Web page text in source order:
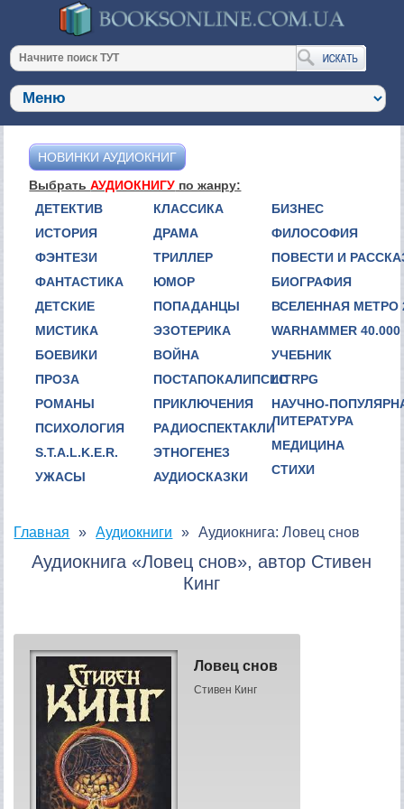
НОВИНКИ АУДИОКНИГ
ВыбратьАУДИОКНИГУ по жанру:
ДЕТЕКТИВ
ИСТОРИЯ
ФЭНТЕЗИ
ФАНТАСТИКА
ДЕТСКИЕ
МИСТИКА
БОЕВИКИ
ПРОЗА
РОМАНЫ
ПСИХОЛОГИЯ
S.T.A.L.K.E.R.
УЖАСЫ
КЛАССИКА
ДРАМА
ТРИЛЛЕР
ЮМОР
ПОПАДАНЦЫ
ЭЗОТЕРИКА
ВОЙНА
ПОСТАПОКАЛИПСИС
ПРИКЛЮЧЕНИЯ
РАДИОСПЕКТАКЛИ
ЭТНОГЕНЕЗ
АУДИОСКАЗКИ
БИЗНЕС
ФИЛОСОФИЯ
ПОВЕСТИ И
БИОГРАФИЯ
ВСЕЛЕННАЯ МЕТРО
WARHAMMER 40.000
УЧЕБНИК
LITRPG
НАУЧНО-
ЛИТЕРАТУРА
МЕДИЦИНА
СТИХИ
Главная Аудиокниги Аудиокнига: Ловец снов
Аудиокнига «Ловец снов», автор Стивен
Кинг
Ловец снов
Стивен Кинг